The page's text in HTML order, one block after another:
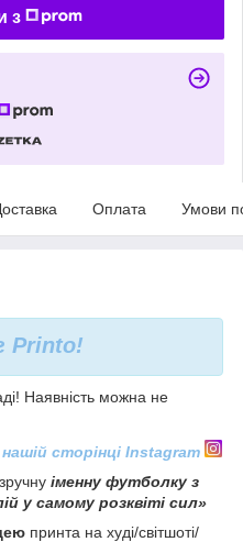
з
Оплата Умови
Printo!
Наявність можна не
сторінці Instagram
іменну футболку з
у самому розквіті сил»
принта на худі/світшоті/